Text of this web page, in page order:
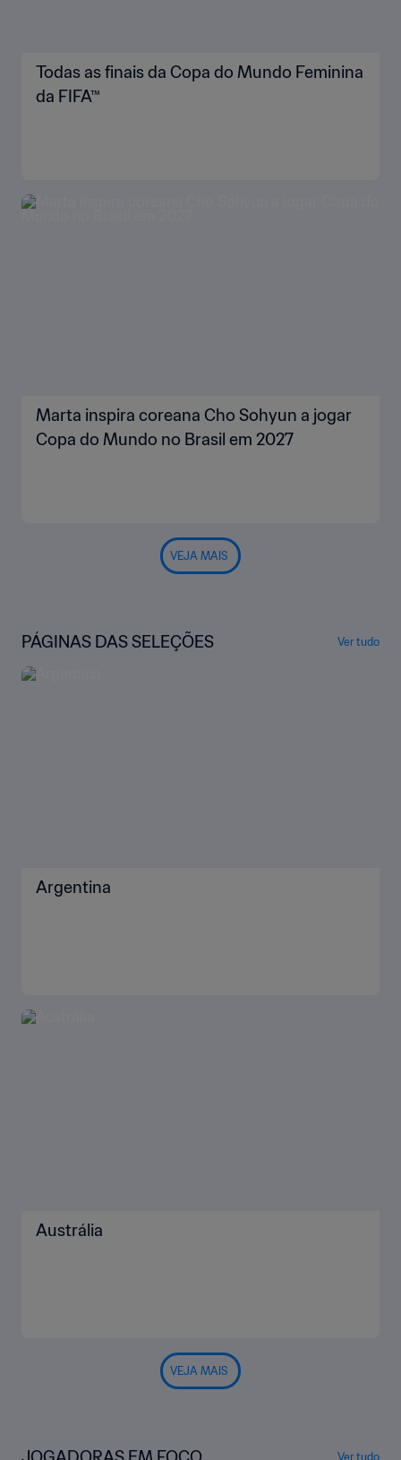
Todas as finais da Copa do Mundo Feminina
da FIFA™
Marta inspira coreana Cho Sohyun a jogar
Copa do Mundo no Brasil em 2027
VEJA MAIS
PÁGINAS DAS SELEÇÕES Ver tudo
Argentina
Austrália
VEJA MAIS
Ver tudo